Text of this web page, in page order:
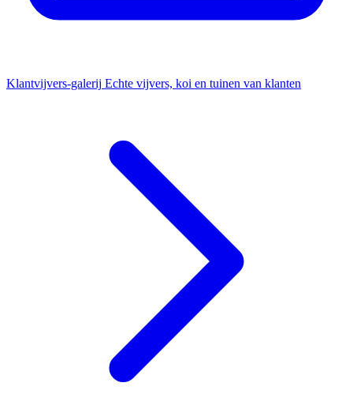
Klantvijvers-galerij Echte vijvers, koi en tuinen van klanten